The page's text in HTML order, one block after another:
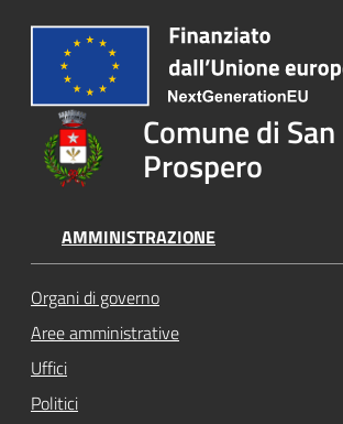
Comune di San
Prospero
AMMINISTRAZIONE
Organi di governo
Aree amministrative
Uffici
Politici